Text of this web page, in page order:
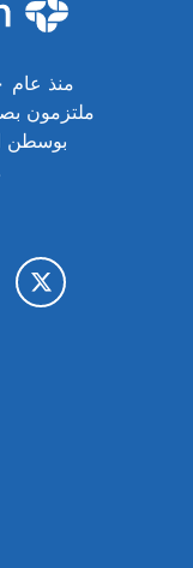
ملتزمون
بوسطن